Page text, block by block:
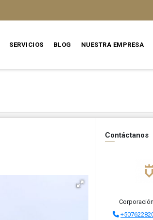
SERVICIOS BLOG NUESTRA EMPRESA
Contáctanos